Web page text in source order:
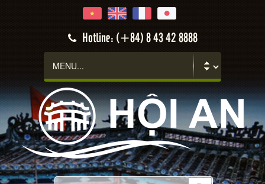
Hotline: (+84) 8 43 42 8888